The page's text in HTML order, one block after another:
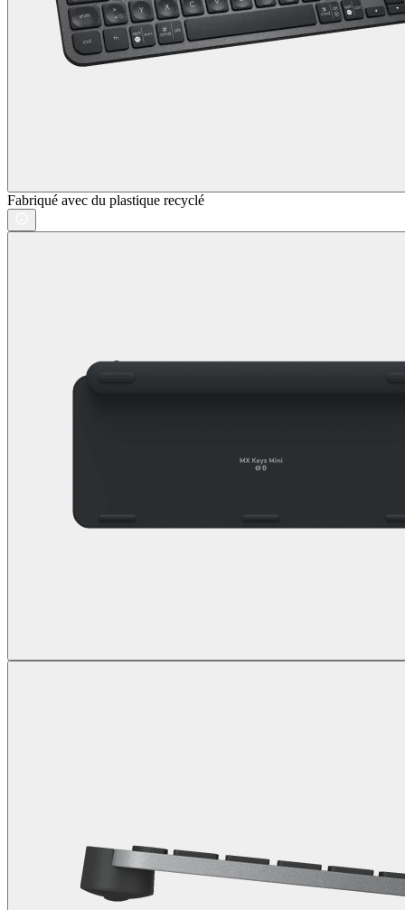
Fabriqué avec du plastique recyclé